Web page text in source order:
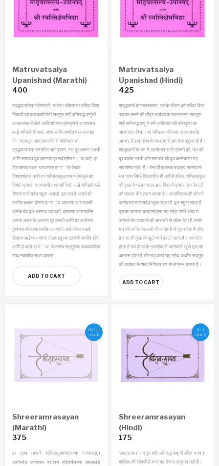
Matruvatsalya
Upanishad (Marathi)
400
श्रद्धावानांच्या प्रेमापोटी, त्यांच्या जीवनाला उचित दिशा
मिळावी ह्या कळकळीपोटी सद्गुरु श्री अनिरुद्ध बापूंनी
आपल्याला दिलेले आदिमातेच्या प्रेमकृपेचे आश्वासन.
आई चण्डिकेची क्षमा, रक्षण आणि अर्थातच आधार ह्या
ग‘ंथामधून आपल्यापर्यंत ते पोहोचवतात.
श्रद्धावानाच्या मनातील सर्व प्रश्‍न, भय दूर करून भक्ती
आणि सामर्थ्य दृढ करणारा हा सर्वश्रेष्ठ ग‘ंथ आहे. हा
हितकारक बदल घडवणारा हा ग‘ंथ केवळ
दिशादर्शकच नाही तर चण्डिकाकुलाच्या प्रेमामुळे ह्या
दिशेने प्रवास करण्याची ताकदही देतो. आई चण्डिकेकडे
नेणारा मार्ग सदैव खुला असतो, द्वार उघडे असते ही
जाणीव करून देणारा हा ग‘ंथ आपल्या आतमधली
अनेक बंद द्वारे अलगद उघडतो, आपल्या आतमधील
अनेक अडथळे अलगद दूर करतो आणि ह्या आईच्या
कृपेच्या मोकळ्या मार्गावर आणतो. असे जेव्हा घडते,
तेव्हाच आईच्या जवळ नेणार्‍याखुल्या द्वाराची जाणीव होते.
आणि हे कार्य हा ग‘ंथ, म्हणजेच सद्गुरुंचा कळकळीचा
शब्द नक्कीच साध्य करतो.
ADD TO CART
Matruvatsalya
Upanishad (Hindi)
425
श्रद्धावानों के फलस्वरूप, उनके जीवन को उचित दिशा
प्रदान करने की तीव्र उत्कंठा के फलस्वरूप सदगुरु
श्री अनिरुद्ध बापू ने हमें आदिमाता की प्रेमकॄपा का
आश्वासन दिया। मां चण्डिका की क्षमा, रक्षण अर्थात
आधार, वे इस ग्रंथ के माध्याम से हम तक पहुंचा रहे हैं।
श्रद्धावानों के मन मे उठनेवाले सभी प्रश्नों को, भय को
दूर करके भक्ती और सामर्थ्य को दृढ करनेवाला यह
सर्वश्रेष्ठ ग्रंथ है। ऐसा हितकारक बदलाव लानेवाला
यह ग्रंथ सिर्फ दिशादर्शक ही नहीं है बल्कि, चण्डिकाकुल
की कृपा के फलस्वरूप, इस दिशा में प्रवास करनेवालों
को ताकत भी प्रदान करता है। मां चण्डिका की ओर ले
जानेवाला मार्ग सदैव खुला रहता है, द्वार खुला रहता है
इसका आभास करवानेवाला यह ग्रंथ हमारे अंदर मे
अनेको बंद दरवाजो को आसानी से खोल देता है, हमारे
मन की अनेक बाधाओं की आसानी से दूर करता है और
इस मां की कृपा के खुले मार्ग पर ले आता है। जब ऐसा
होता है तब ही मां के नजदीक ले जानेवाले खुले द्वार का
आभास होता है और यह कार्य यह ग्रंथ अर्थात सदगुरु
की उत्कंठा के शब्द निश्चित रुप से संम्पन्न करता है।
ADD TO CART
Out of
stock
Shreeramrasayan
(Marathi)
375
हा ग्रंथ म्हणजे श्रीप्रभूरामचंद्रांच्या जन्मापासून
अयोध्येत रामराज्य स्थापन होईपर्यंतच्या रामकथेचे
10 in
stock
Shreeramrasayan
(Hindi)
175
‘राम्रसायन’ सद्गुरु श्री अनिरुद्ध बापूजी रचित भगवन
श्रीराम की जीवणी है मगर यह केवल अनुवाद नहीं है।